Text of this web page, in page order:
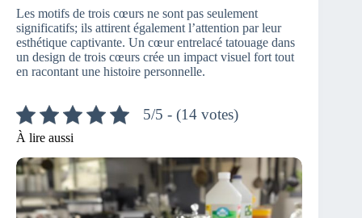
Les motifs de trois cœurs ne sont pas seulement
significatifs; ils attirent également l’attention par leur
esthétique captivante. Un cœur entrelacé tatouage dans
un design de trois cœurs crée un impact visuel fort tout
en racontant une histoire personnelle.
5/5 - (14 votes)
À lire aussi